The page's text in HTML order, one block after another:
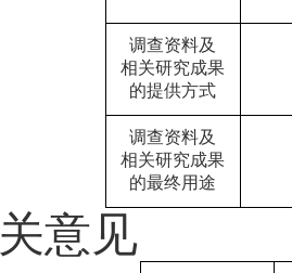
调查资料及
相关研究成果
的提供方式
调查资料及
相关研究成果
的最终用途
意见